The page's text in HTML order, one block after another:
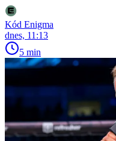
Kód Enigma
dnes, 11:13
5 min